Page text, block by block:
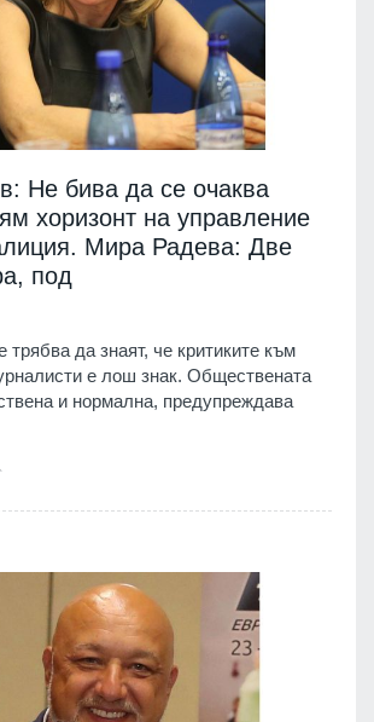
Не бива да се очаква
хоризонт на управление
Мира Радева: Две
под
да знаят, че критиките към
е лош знак. Обществената
и нормална, предупреждава